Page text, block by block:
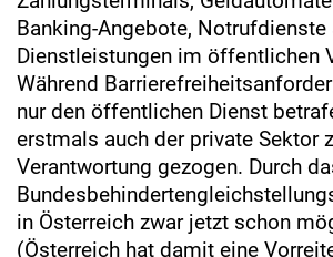
Banking-Angebote,
Dienstleistungen im öffentlichen
Während
nur den öffentlichen Dienst
erstmals auch der private Sektor
Verantwortung gezogen. Durch
in Österreich zwar jetzt schon
(Österreich hat damit eine